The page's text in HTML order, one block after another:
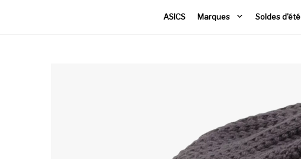
ASICS Marques Soldes d'été